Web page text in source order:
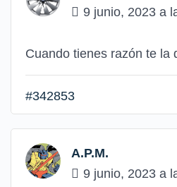
9 junio, 2023 a
Cuando tienes razón te la
#342853
A.P.M.
9 junio, 2023 a